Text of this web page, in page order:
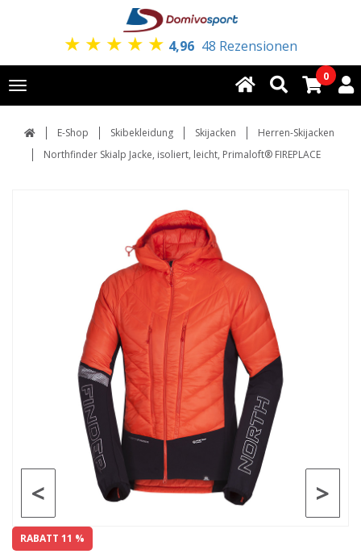
★ ★ ★ ★ ★ 4,96 48 Rezensionen
Toggle
navigation
0
E-Shop Skibekleidung Skijacken
Herren-Skijacken
Northfinder Skialp Jacke, isoliert, leicht, Primaloft® FIREPLACE
>
<
RABATT 11 %